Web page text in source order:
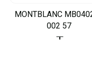
MONTBLANC
002 57